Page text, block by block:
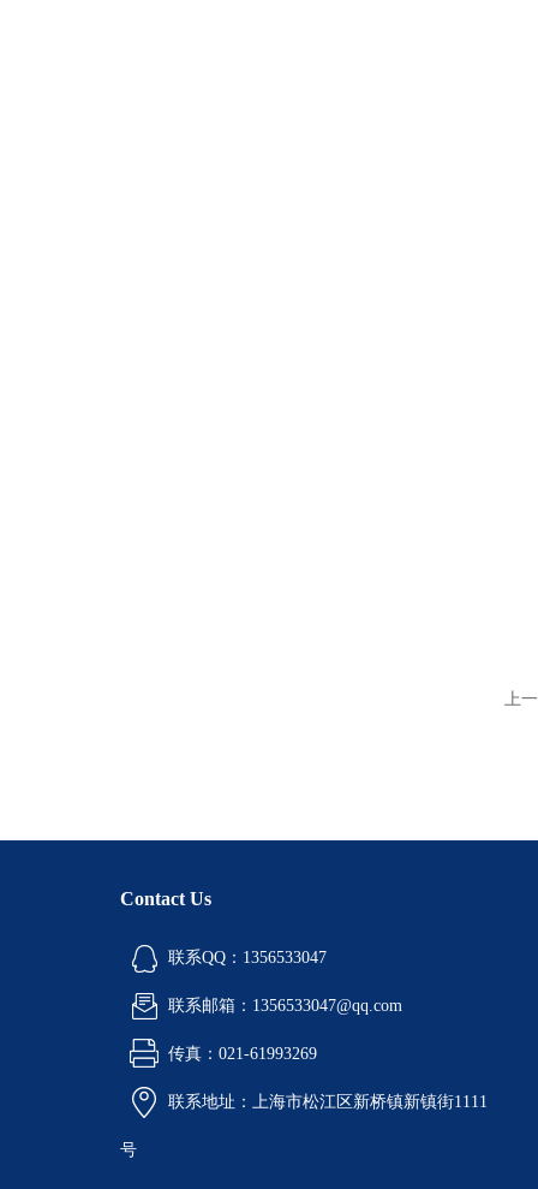
上
Contact Us
联系QQ：1356533047
联系邮箱：1356533047@qq.com
传真：021-61993269
联系地址：上海市松江区新桥镇新镇街1111
号